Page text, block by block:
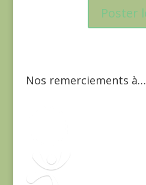
Nos remerciements à…